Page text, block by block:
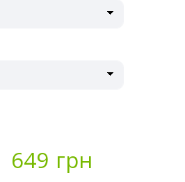
649 грн